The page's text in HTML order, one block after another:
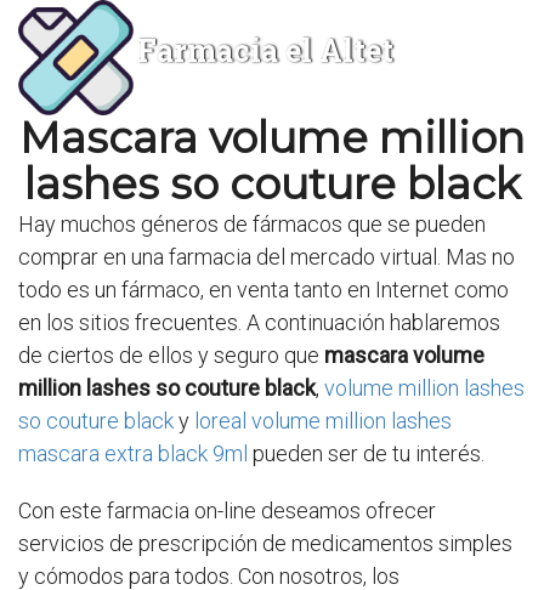
Farmacia el Altet
Mascara volume million
lashes so couture black
Hay muchos géneros de fármacos que se pueden
comprar en una farmacia del mercado virtual. Mas no
todo es un fármaco, en venta tanto en Internet como
en los sitios frecuentes. A continuación hablaremos
de ciertos de ellos y seguro que mascara volume
million lashes so couture black, volume million lashes
so couture blacky loreal volume million lashes
mascara extra black 9ml pueden ser de tu interés.
Con este farmacia on-line deseamos ofrecer
servicios de prescripción de medicamentos simples
y cómodos para todos. Con nosotros, los